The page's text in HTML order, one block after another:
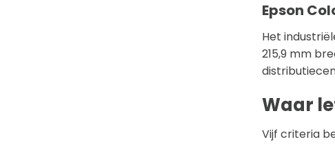
Epson
Het
215,9 mm
Waar
Vijf criteria